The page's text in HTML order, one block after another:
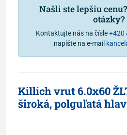
Našli ste lepšiu
otázky?
Kontaktujte nás na čísle+420
napíšte na e-mail
Killich vrut 6.0x60
široká, polguľatá